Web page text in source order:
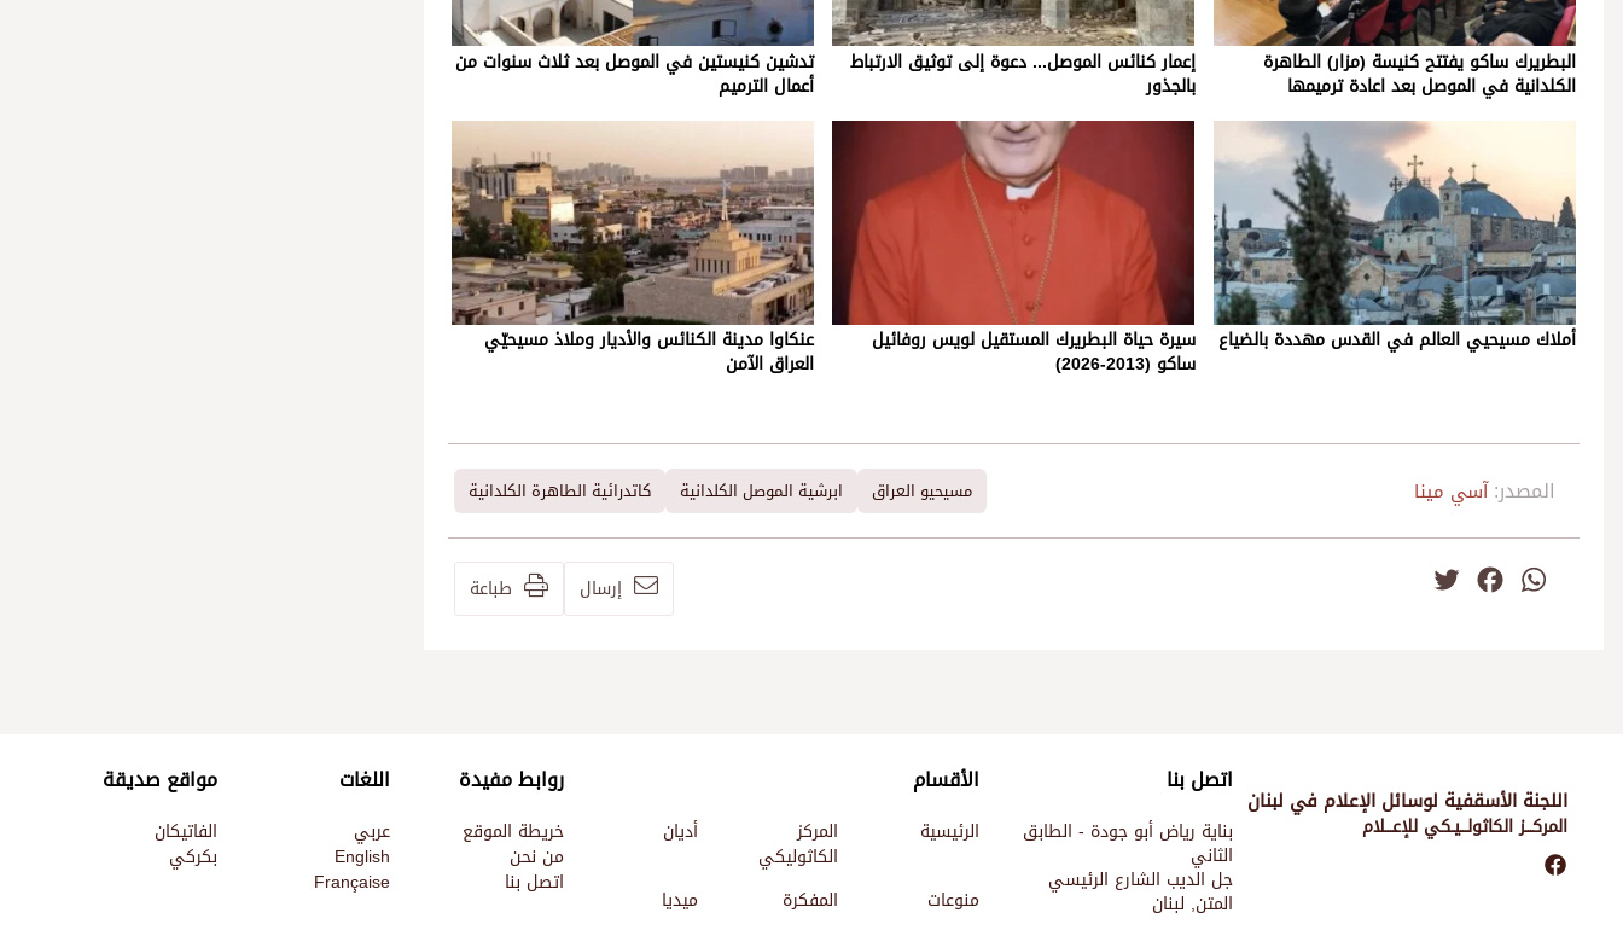
البطريرك ساكو يفتتح كنيسة (مزار) الطاهرة
الكلدانية في الموصل بعد اعادة ترميمها
أملاك مسيحيي العالم في القدس مهددة بالضياع
إعمار كنائس الموصل... دعوة إلى توثيق الارتباط
بالجذور
سيرة حياة البطريرك المستقيل لويس روفائيل
ساكو (2013-2026)
تدشين كنيستين في الموصل بعد ثلاث سنوات من
أعمال الترميم
عنكاوا مدينة الكنائس والأديار وملاذ مسيحيّي
العراق الآمن
المصدر:آسي مينا مسيحيو العراق ابرشية الموصل الكلدانية كاتدرائية الطاهرة الكلدانية
WhatsApp
Facebook إرسال طباعة
اللجنة الأسقفية لوسائل الإعلام في لبنان
المركـــز الكاثولـــيـكي للإعـــلام
اتصل بنا
بناية رياض أبو جودة - الطابق
الثاني
جل الديب الشارع الرئيسي
المتن, لبنان
الأقسام
الرئيسية المركز
الكاثوليكي
أديان
منوعات المفكرة
ميديا
روابط مفيدة
خريطة الموقع
من نحن
اتصل بنا
اللغات
عربي
English
Française
مواقع صديقة
الفاتيكان
بكركي